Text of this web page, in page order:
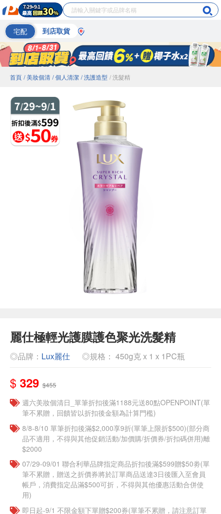
宅配 到店取貨
首頁 / 美妝個清 / 個人清潔 / 洗護造型 / 洗髮精
麗仕極輕光護膜護色聚光洗髮精
◎品牌： Lux麗仕 ◎規格： 450g克 x 1 x 1PC瓶
$ 329 $455
週六美妝個清日_單筆折扣後滿1188元送80點OPENPOINT(單
筆不累贈，回饋皆以折扣後金額為計算門檻)
8/8-8/10 單筆折扣後滿$2,000享9折(單筆上限折$500)(部分商
品不適用，不得與其他促銷活動/加價購/折價券/折扣碼併用)離
$2000
07/29-09/01 聯合利華品牌指定商品折扣後滿$599贈$50劵(單
筆不累贈，贈送之折價券將於訂單商品送達3日後匯入至會員
帳戶，消費指定品滿$500可折，不得與其他優惠活動合併使
用)
即日起-9/1 不限金額下單贈$200券(單筆不累贈，請注意訂單